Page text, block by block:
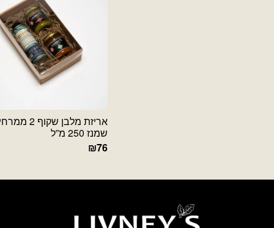
אריזת מלבן שקוף
שמנז 250 מ”ל
₪76